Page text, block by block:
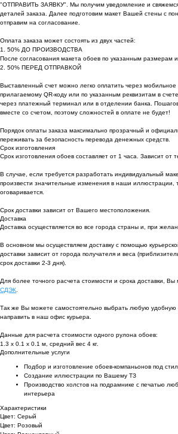
"ОТПРАВИТЬ ЗАЯВКУ". Мы получим уведомление и
деталей заказа. Далее подготовим макет Вашей стены с
отправим на согласование.
Оплата заказа может состоять из двух частей:
1. 50% ДО ПРОИЗВОДСТВА
После согласования макета обоев по указанным размерам
2. 50% ПЕРЕД ОТПРАВКОЙ
Выставленный счет можно легко оплатить через
прилагаемому QR-коду или по указанным реквизитам в
через платежный терминал или в отделении банка.
вместе со счетом, поэтому сложностей в оплате не будет!
Порядок оплаты заказа максимально прозрачный и
переживать за безопасность перевода денежных средств.
Срок изготовления
Срок изготовления обоев составляет от 1 часа. Зависит от
В случае, если требуется разработать индивидуальный
произвести значительные изменения в наши иллюстрации,
оговаривается.
Срок доставки зависит от Вашего местоположения.
Доставка
Доставка осуществляется во все города страны и, при
В основном мы осуществляем доставку с помощью
доставки зависит от города получателя и веса
срок доставки 2-3 дня).
Для более точного расчета стоимости и срока доставки,
СДЭК
Так же Вы можете самостоятельно выбрать любую удобную
направить в наш офис курьера.
Данные для расчета стоимости одного рулона обоев:
1.3 х 0.1 х 0.1 м, средний вес 4 кг.
Дополнительные услуги
Подбор и изготовление обоев-компаньонов под
Создание иллюстрации по Вашему ТЗ
Производство холстов на подрамнике с печатью
интерьера
Характеристики
Цвет: Серый
Цвет: Розовый